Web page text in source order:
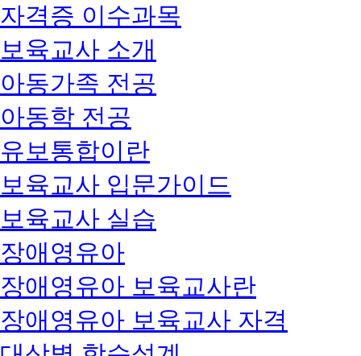
자격증 이수과목
보육교사 소개
아동가족 전공
아동학 전공
유보통합이란
보육교사 입문가이드
보육교사 실습
장애영유아
장애영유아 보육교사란
장애영유아 보육교사 자격